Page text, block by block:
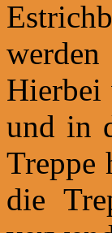
Hierbei
und in
Treppe
die